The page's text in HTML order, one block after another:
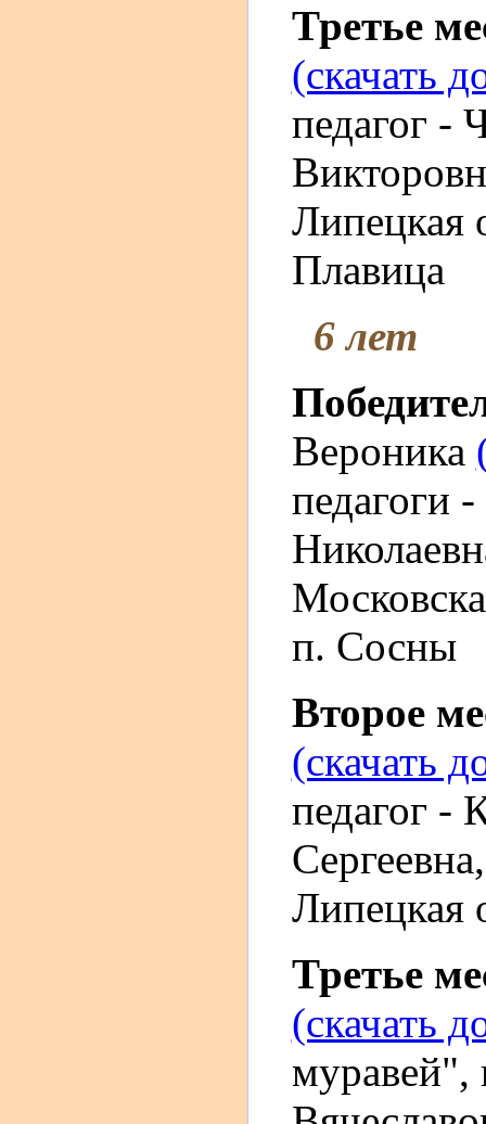
Третье
(скачать
педагог -
Липецкая
Плавица
6 лет
Вероника
педагоги
п. Сосны
Второе
(скачать
педагог -
Сергеевна
Липецкая
Третье
(скачать
муравей",